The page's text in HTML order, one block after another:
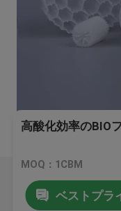
高酸化効率のBIO
MOQ：1CBM
ベストプラ